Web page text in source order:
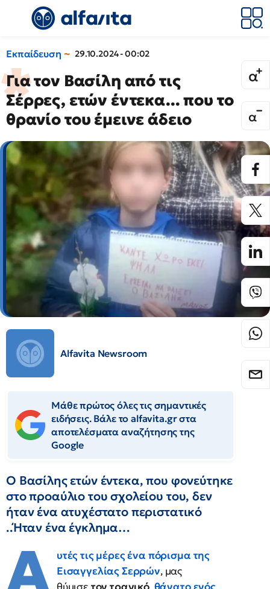
Εκπαίδευση 29.10.2024 - 00:02
Για τον Βασίλη από τις
Σέρρες, ετών έντεκα... που το
θρανίο του έμεινε άδειο
Alfavita Newsroom
Μάθε πρώτος όλες τις σημαντικές
ειδήσεις. Βάλε το alfavita.gr στα
αποτελέσματα αναζήτησης της
Google
Ο Βασίλης ετών έντεκα, που φονεύτηκε
στο προαύλιο του σχολείου του, δεν
ήταν ένα ατυχέστατο περιστατικό
..Ήταν ένα έγκλημα…
Α υτές τις μέρες ένα πόρισμα της
Εισαγγελίας Σερρών, μας